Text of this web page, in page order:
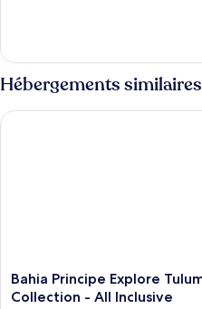
le
type
de
Suite
Hébergements similaires
Bahia
Principe
Bahia Principe Explore
Collection - All Inclusive
Bahia Principe Explore Tulum